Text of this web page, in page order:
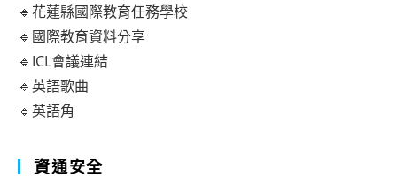
🔹花蓮縣國際教育任務學校
🔹國際教育資料分享
🔹ICL會議連結
🔹英語歌曲
🔹英語角
資通安全